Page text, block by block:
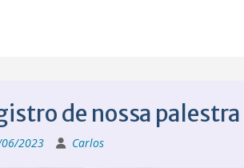
de nossa
2023 Carlos